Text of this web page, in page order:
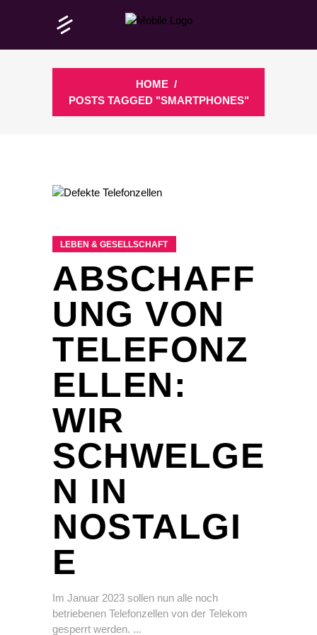
HOME /
POSTS TAGGED "SMARTPHONES"
LEBEN & GESELLSCHAFT
ABSCHAFF
UNG VON
TELEFONZ
ELLEN:
WIR
SCHWELGE
N IN
NOSTALGI
E
Im Januar 2023 sollen nun alle noch
betriebenen Telefonzellen von der Telekom
gesperrt werden.